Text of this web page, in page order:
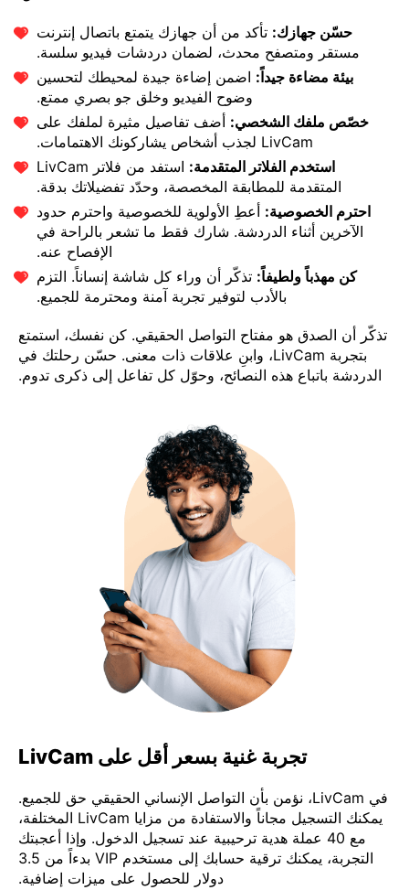
حسّن جهازك: تأكد من أن جهازك يتمتع باتصال إنترنت
مستقر ومتصفح محدث، لضمان دردشات فيديو سلسة.
بيئة مضاءة جيداً: اضمن إضاءة جيدة لمحيطك لتحسين
وضوح الفيديو وخلق جو بصري ممتع.
خصّص ملفك الشخصي: أضف تفاصيل مثيرة لملفك على
LivCam لجذب أشخاص يشاركونك الاهتمامات.
استخدم الفلاتر المتقدمة:
استفد من فلاتر LivCam
المتقدمة للمطابقة المخصصة، وحدّد تفضيلاتك بدقة.
احترم الخصوصية: أعطِ الأولوية للخصوصية واحترم حدود
الآخرين أثناء الدردشة. شارك فقط ما تشعر بالراحة في
الإفصاح عنه.
كن مهذباً ولطيفاً: تذكّر أن وراء كل شاشة إنساناً. التزم
بالأدب لتوفير تجربة آمنة ومحترمة للجميع.
تذكّر أن الصدق هو مفتاح التواصل الحقيقي. كن نفسك، استمتع
بتجربة LivCam، وابنِ علاقات ذات معنى. حسّن رحلتك في
الدردشة باتباع هذه النصائح، وحوّل كل تفاعل إلى ذكرى تدوم.
تجربة غنية بسعر أقل على LivCam
في LivCam، نؤمن بأن التواصل الإنساني الحقيقي حق للجميع.
يمكنك التسجيل مجاناً والاستفادة من مزايا LivCam المختلفة،
مع 40 عملة هدية ترحيبية عند تسجيل الدخول. وإذا أعجبتك
التجربة، يمكنك ترقية حسابك إلى مستخدم VIP بدءاً من 3.5
دولار للحصول على ميزات إضافية.